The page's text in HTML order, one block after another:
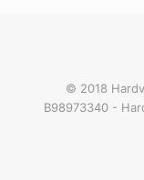
© 2018
B98973340 -